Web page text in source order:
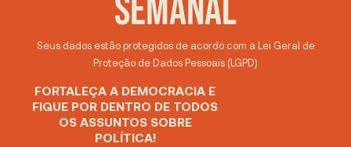
SEMANAL
Seus dados estão protegidos de acordo com a Lei Geral de
Proteção de Dados Pessoais (LGPD)
FORTALEÇA A DEMOCRACIA E
FIQUE POR DENTRO DE TODOS
OS ASSUNTOS SOBRE
POLÍTICA!